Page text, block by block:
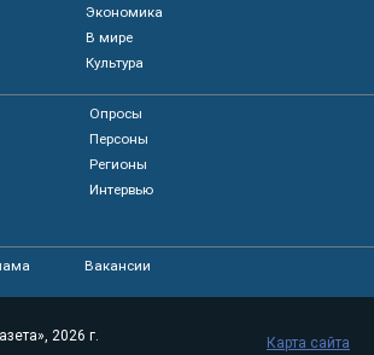
Экономика
В мире
Культура
Опросы
Персоны
Регионы
Интервью
Вакансии
2026 г.
Карта сайта